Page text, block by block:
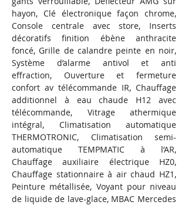
hayon, Clé électronique façon chrome,
Console centrale avec store, Inserts
décoratifs finition ébène anthracite
foncé, Grille de calandre peinte en noir,
Système d’alarme antivol et anti
effraction, Ouverture et fermeture
confort av télécommande IR, Chauffage
additionnel à eau chaude H12 avec
télécommande, Vitrage athermique
intégral, Climatisation automatique
THERMOTRONIC, Climatisation semi-
automatique TEMPMATIC à l’AR,
Chauffage auxiliaire électrique HZ0,
Chauffage stationnaire à air chaud HZ1,
Peinture métallisée, Voyant pour niveau
de liquide de lave-glace, MBAC Mercedes